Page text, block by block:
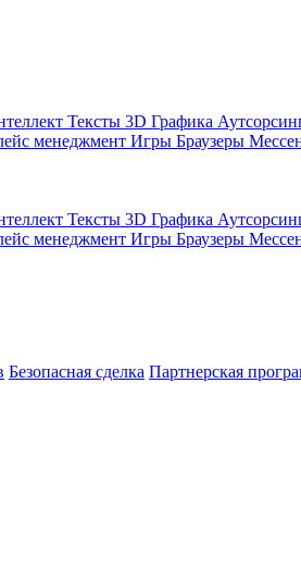
Тексты 3D Графика
менеджмент Игры Браузеры
Тексты 3D Графика
менеджмент Игры Браузеры
Безопасная сделка Партнерская